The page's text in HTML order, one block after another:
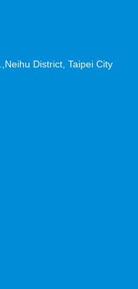
District, Taipei City